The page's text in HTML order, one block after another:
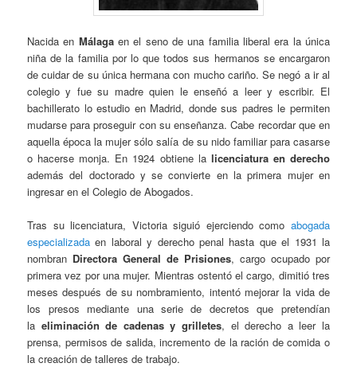
Nacida en Málagaen el seno de una familia liberal era la única
niña de la familia por lo que todos sus hermanos se encargaron
de cuidar de su única hermana con mucho cariño. Se negó a ir al
colegio y fue su madre quien le enseñó a leer y escribir. El
bachillerato lo estudio en Madrid, donde sus padres le permiten
mudarse para proseguir con su enseñanza. Cabe recordar que en
aquella época la mujer sólo salía de su nido familiar para casarse
o hacerse monja. En 1924 obtiene la licenciatura en derecho
además del doctorado y se convierte en la primera mujer en
ingresar en el Colegio de Abogados.
Tras su licenciatura, Victoria siguió ejerciendo como abogada
especializada en laboral y derecho penal hasta que el 1931 la
nombran Directora General de Prisiones, cargo ocupado por
primera vez por una mujer. Mientras ostentó el cargo, dimitió tres
meses después de su nombramiento, intentó mejorar la vida de
los presos mediante una serie de decretos que pretendían
la eliminación de cadenas y grilletes, el derecho a leer la
prensa, permisos de salida, incremento de la ración de comida o
la creación de talleres de trabajo.